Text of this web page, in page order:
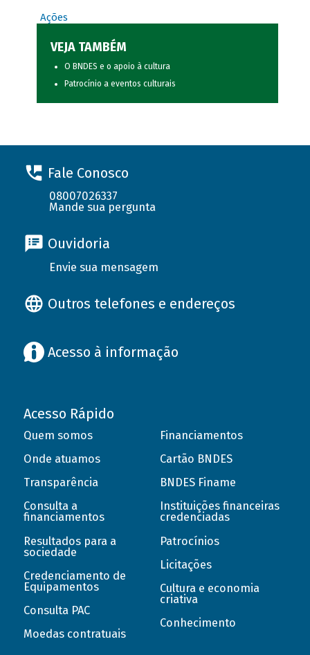
Ações
VEJA TAMBÉM
O BNDES e o apoio à cultura
Patrocínio a eventos culturais
Fale Conosco
08007026337
Mande sua pergunta
Ouvidoria
Envie sua mensagem
Outros telefones e endereços
Acesso à informação
Acesso Rápido
Quem somos
Onde atuamos
Transparência
Consulta a
financiamentos
Resultados para a
sociedade
Credenciamento de
Equipamentos
Consulta PAC
Moedas contratuais
Financiamentos
Cartão BNDES
BNDES Finame
Instituições financeiras
credenciadas
Patrocínios
Licitações
Cultura e economia
criativa
Conhecimento